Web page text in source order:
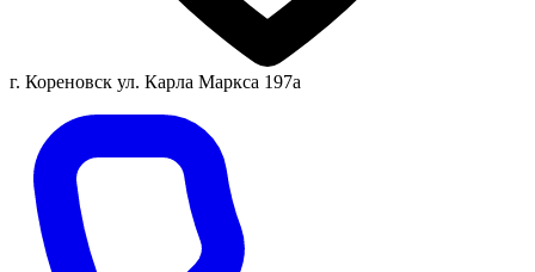
г. Кореновск ул. Карла Маркса 197а